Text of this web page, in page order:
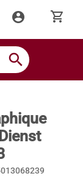
account_circle shopping_cart
search